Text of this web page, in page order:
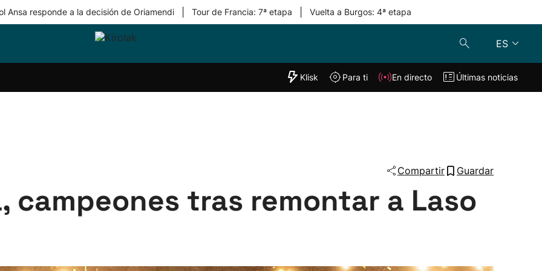
Ansa responde a la decisión de Oriamendi Tour de Francia: 7ª etapa Vuelta a Burgos: 4ª etapa
ES
Equipos
"Helmuga"
Klisk En directo
Klisk Para ti En directo Últimas noticias
Compartir Guardar
campeones tras remontar a Laso